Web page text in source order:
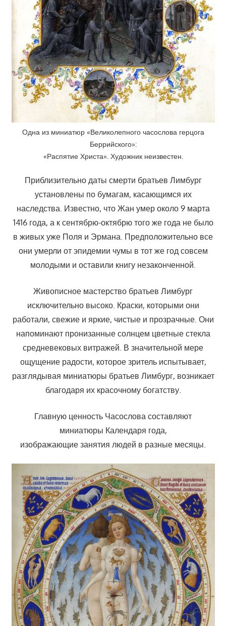
Одна из миниатюр «Великолепного часослова герцога
Беррийского»:
«Распятие Христа». Художник неизвестен.
Приблизительно даты смерти братьев Лимбург
установлены по бумагам, касающимся их
наследства. Известно, что Жан умер около 9 марта
1416 года, а к сентябрю-октябрю того же года не было
в живых уже Поля и Эрмана. Предположительно все
они умерли от эпидемии чумы в тот же год совсем
молодыми и оставили книгу незаконченной.
Живописное мастерство братьев Лимбург
исключительно высоко. Краски, которыми они
работали, свежие и яркие, чистые и прозрачные. Они
напоминают пронизанные солнцем цветные стекла
средневековых витражей. В значительной мере
ощущение радости, которое зритель испытывает,
разглядывая миниатюры братьев Лимбург, возникает
благодаря их красочному богатству.
Главную ценность Часослова составляют
миниатюры Календаря года,
изображающие занятия людей в разные месяцы.